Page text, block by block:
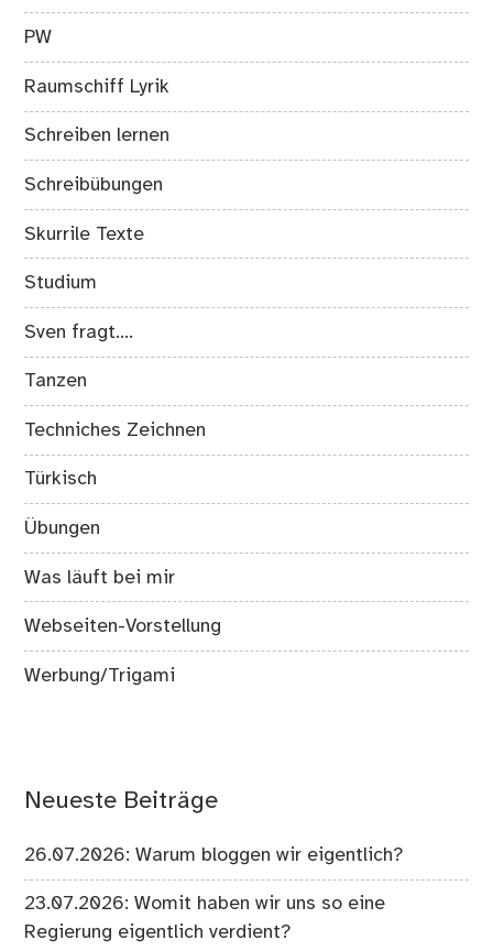
PW
Raumschiff Lyrik
Schreiben lernen
Schreibübungen
Skurrile Texte
Studium
Sven fragt….
Tanzen
Techniches Zeichnen
Türkisch
Übungen
Was läuft bei mir
Webseiten-Vorstellung
Werbung/Trigami
Neueste Beiträge
26.07.2026: Warum bloggen wir eigentlich?
23.07.2026: Womit haben wir uns so eine
Regierung eigentlich verdient?